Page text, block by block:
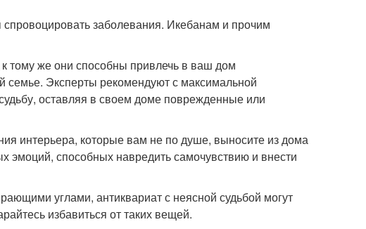
заболевания. Икебанам и прочим
тому же они способны привлечь в ваш дом
семье. Эксперты рекомендуют с максимальной
оставляя в своем доме поврежденные или
интерьера, которые вам не по душе, выносите из дома
эмоций, способных навредить самочувствию и внести
углами, антиквариат с неясной судьбой могут
избавиться от таких вещей.